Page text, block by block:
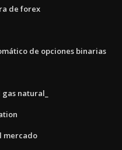
de forex
de opciones binarias
natural_
mercado